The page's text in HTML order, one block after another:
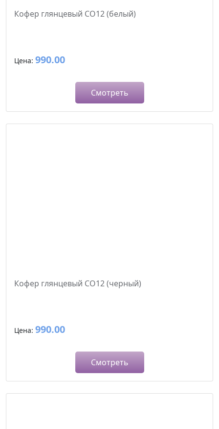
Кофер глянцевый CO12 (белый)
Цена: 990.00
Смотреть
Кофер глянцевый CO12 (черный)
Цена: 990.00
Смотреть